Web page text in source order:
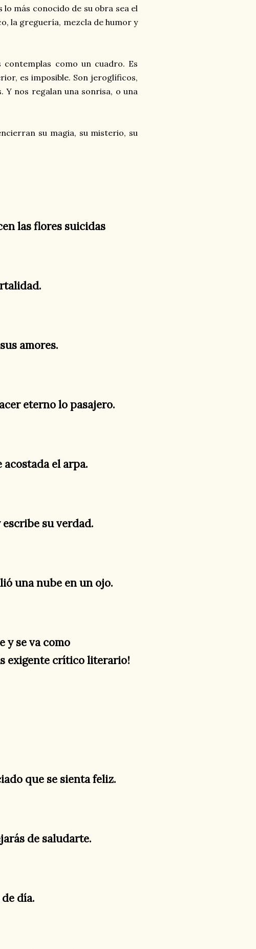
lo más conocido de su obra sea el
la greguería, mezcla de humor y
como un cuadro. Es
es imposible. Son jeroglíficos,
Y nos regalan una sonrisa, o una
su magia, su misterio, su
las flores suicidas
amores.
eterno lo pasajero.
el arpa.
su verdad.
una nube en un ojo.
y se va como
exigente crítico literario!
que se sienta feliz.
de saludarte.
día.